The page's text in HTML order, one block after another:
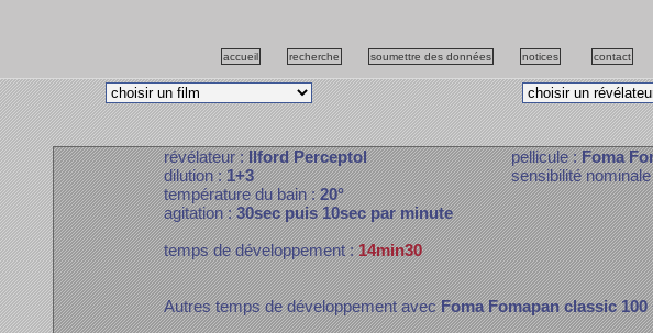
accueil recherche soumettre des données notices contact
révélateur :Ilford Perceptol
dilution :1+3
température du bain :20°
agitation :30sec puis 10sec par minute
pellicule :Foma
sensibilité
temps de développement :14min30
Autres temps de développement avecFoma Fomapan classic 100